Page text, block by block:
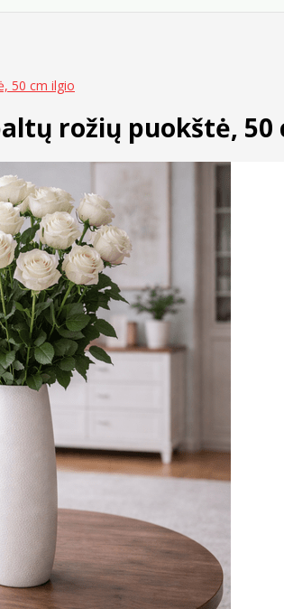
50 cm ilgio
rožių puokštė, 50